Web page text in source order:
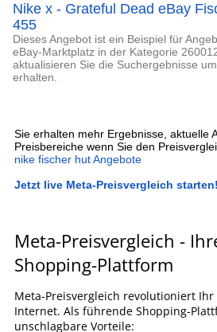
Nike x - Grateful Dead eBay
455
Dieses Angebot ist ein Beispiel für
eBay-Marktplatz in der Kategorie
aktualisieren Sie die Suchergebnisse
erhalten.
Sie erhalten mehr Ergebnisse, aktuelle
Preisbereiche wenn Sie den
nike fischer hut Angebote
Jetzt live Meta-Preisvergleich starten!
Meta-Preisvergleich -
Shopping-Plattform
Meta-Preisvergleich revolutioniert
Internet. Als führende Shopping-
unschlagbare Vorteile: